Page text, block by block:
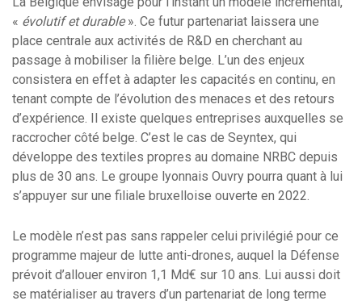
« évolutif et durable». Ce futur partenariat laissera une
place centrale aux activités de R&D en cherchant au
passage à mobiliser la filière belge. L’un des enjeux
consistera en effet à adapter les capacités en continu, en
tenant compte de l’évolution des menaces et des retours
d’expérience. Il existe quelques entreprises auxquelles se
raccrocher côté belge. C’est le cas de Seyntex, qui
développe des textiles propres au domaine NRBC depuis
plus de 30 ans. Le groupe lyonnais Ouvry pourra quant à lui
s’appuyer sur une filiale bruxelloise ouverte en 2022.
Le modèle n’est pas sans rappeler celui privilégié pour ce
programme majeur de lutte anti-drones, auquel la Défense
prévoit d’allouer environ 1,1 Md€ sur 10 ans. Lui aussi doit
se matérialiser au travers d’un partenariat de long terme